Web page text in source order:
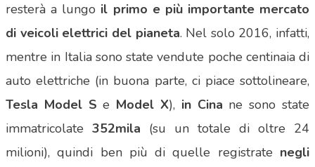
resterà a lungo il primo e più importante mercato
di veicoli elettrici del pianeta. Nel solo 2016, infatti,
mentre in Italia sono state vendute poche centinaia di
auto elettriche (in buona parte, ci piace sottolineare,
Tesla Model S e Model X), in Cina ne sono state
immatricolate 352mila (su un totale di oltre 24
milioni), quindi ben più di quelle registrate negli